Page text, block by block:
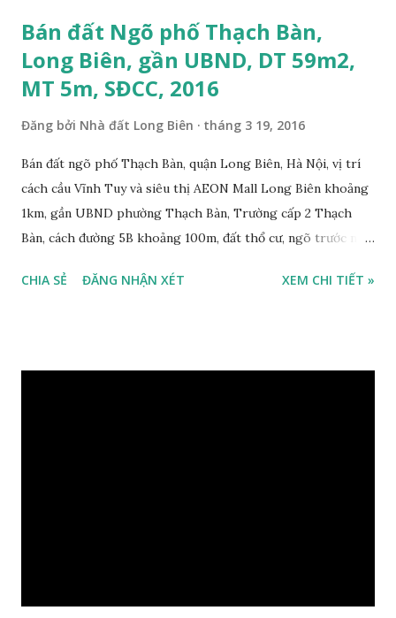
Bán đất Ngõ phố Thạch Bàn,
Long Biên, gần UBND, DT 59m2,
MT 5m, SĐCC, 2016
Đăng bởi Nhà đất Long Biên tháng 3 19, 2016
Bán đất ngõ phố Thạch Bàn, quận Long Biên, Hà Nội, vị trí
cách cầu Vĩnh Tuy và siêu thị AEON Mall Long Biên khoảng
1km, gần UBND phường Thạch Bàn, Trường cấp 2 Thạch
Bàn, cách đường 5B khoảng 100m, đất thổ cư, ngõ trước nhà
mặt tiền 5m, sổ đỏ chính chủ, giá bán 30 triệu/m2. Liên hệ:
CHIA SẺ ĐĂNG NHẬN XÉT XEM CHI TIẾT »